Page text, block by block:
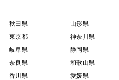
秋田県 山形県
東京都 神奈川県
岐阜県 静岡県
奈良県 和歌山県
香川県 愛媛県